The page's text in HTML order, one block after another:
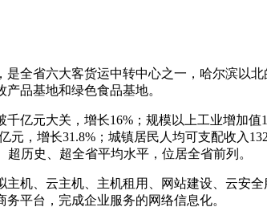
全省六大客货运中转中心之一，哈尔滨以
品基地和绿色食品基地。
亿元大关，增长16%；规模以上工业增加
元，增长31.8%；城镇居民人均可支配收入
历史、超全省平均水平，位居全省前列。
机、云主机、主机租用、网站建设、云安
平台，完成企业服务的网络信息化。